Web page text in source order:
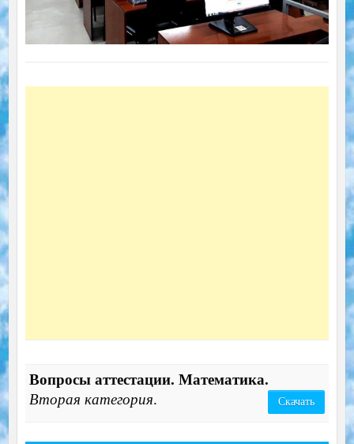
Вопросы аттестации. Математика.
Вторая категория. Скачать